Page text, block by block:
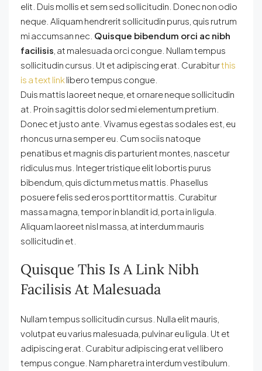
elit. Duis mollis et sem sed sollicitudin. Donec non odio
neque. Aliquam hendrerit sollicitudin purus, quis rutrum
mi accumsan nec. Quisque bibendum orci ac nibh
facilisis , at malesuada orci congue. Nullam tempus
sollicitudin cursus. Ut et adipiscing erat. Curabiturthis
is a text link libero tempus congue.
Duis mattis laoreet neque, et ornare neque sollicitudin
at. Proin sagittis dolor sed mi elementum pretium.
Donec et justo ante. Vivamus egestas sodales est, eu
rhoncus urna semper eu. Cum sociis natoque
penatibus et magnis dis parturient montes, nascetur
ridiculus mus. Integer tristique elit lobortis purus
bibendum, quis dictum metus mattis. Phasellus
posuere felis sed eros porttitor mattis. Curabitur
massa magna, tempor in blandit id, porta in ligula.
Aliquam laoreet nisl massa, at interdum mauris
sollicitudin et.
Quisque This Is A Link Nibh
Facilisis At Malesuada
Nullam tempus sollicitudin cursus. Nulla elit mauris,
volutpat eu varius malesuada, pulvinar eu ligula. Ut et
adipiscing erat. Curabitur adipiscing erat vel libero
tempus congue. Nam pharetra interdum vestibulum.